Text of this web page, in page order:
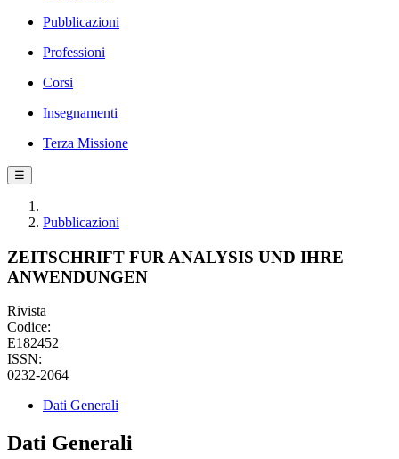
Pubblicazioni
Professioni
Corsi
Insegnamenti
Terza Missione
☰
Pubblicazioni
ZEITSCHRIFT FUR ANALYSIS UND IHRE
ANWENDUNGEN
Rivista
Codice:
E182452
ISSN:
0232-2064
Dati Generali
Dati Generali